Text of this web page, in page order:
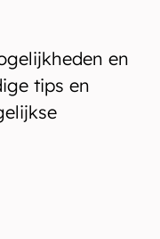
en
tips en